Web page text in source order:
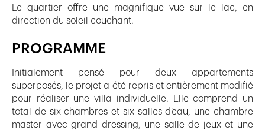
Le quartier offre une magnifique vue sur le lac, en
direction du soleil couchant.
PROGRAMME
Initialement pensé pour deux appartements
superposés, le projet a été repris et entièrement modifié
pour réaliser une villa individuelle. Elle comprend un
total de six chambres et six salles d’eau, une chambre
master avec grand dressing, une salle de jeux et une